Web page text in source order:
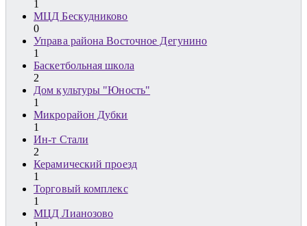
1
МЦД Бескудниково
0
Управа района Восточное Дегунино
1
Баскетбольная школа
2
Дом культуры "Юность"
1
Микрорайон Дубки
1
Ин-т Стали
2
Керамический проезд
1
Торговый комплекс
1
МЦД Лианозово